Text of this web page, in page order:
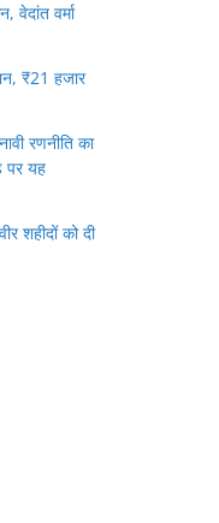
वेदांत वर्मा
₹21 हजार
रणनीति का
पर यह
शहीदों को दी